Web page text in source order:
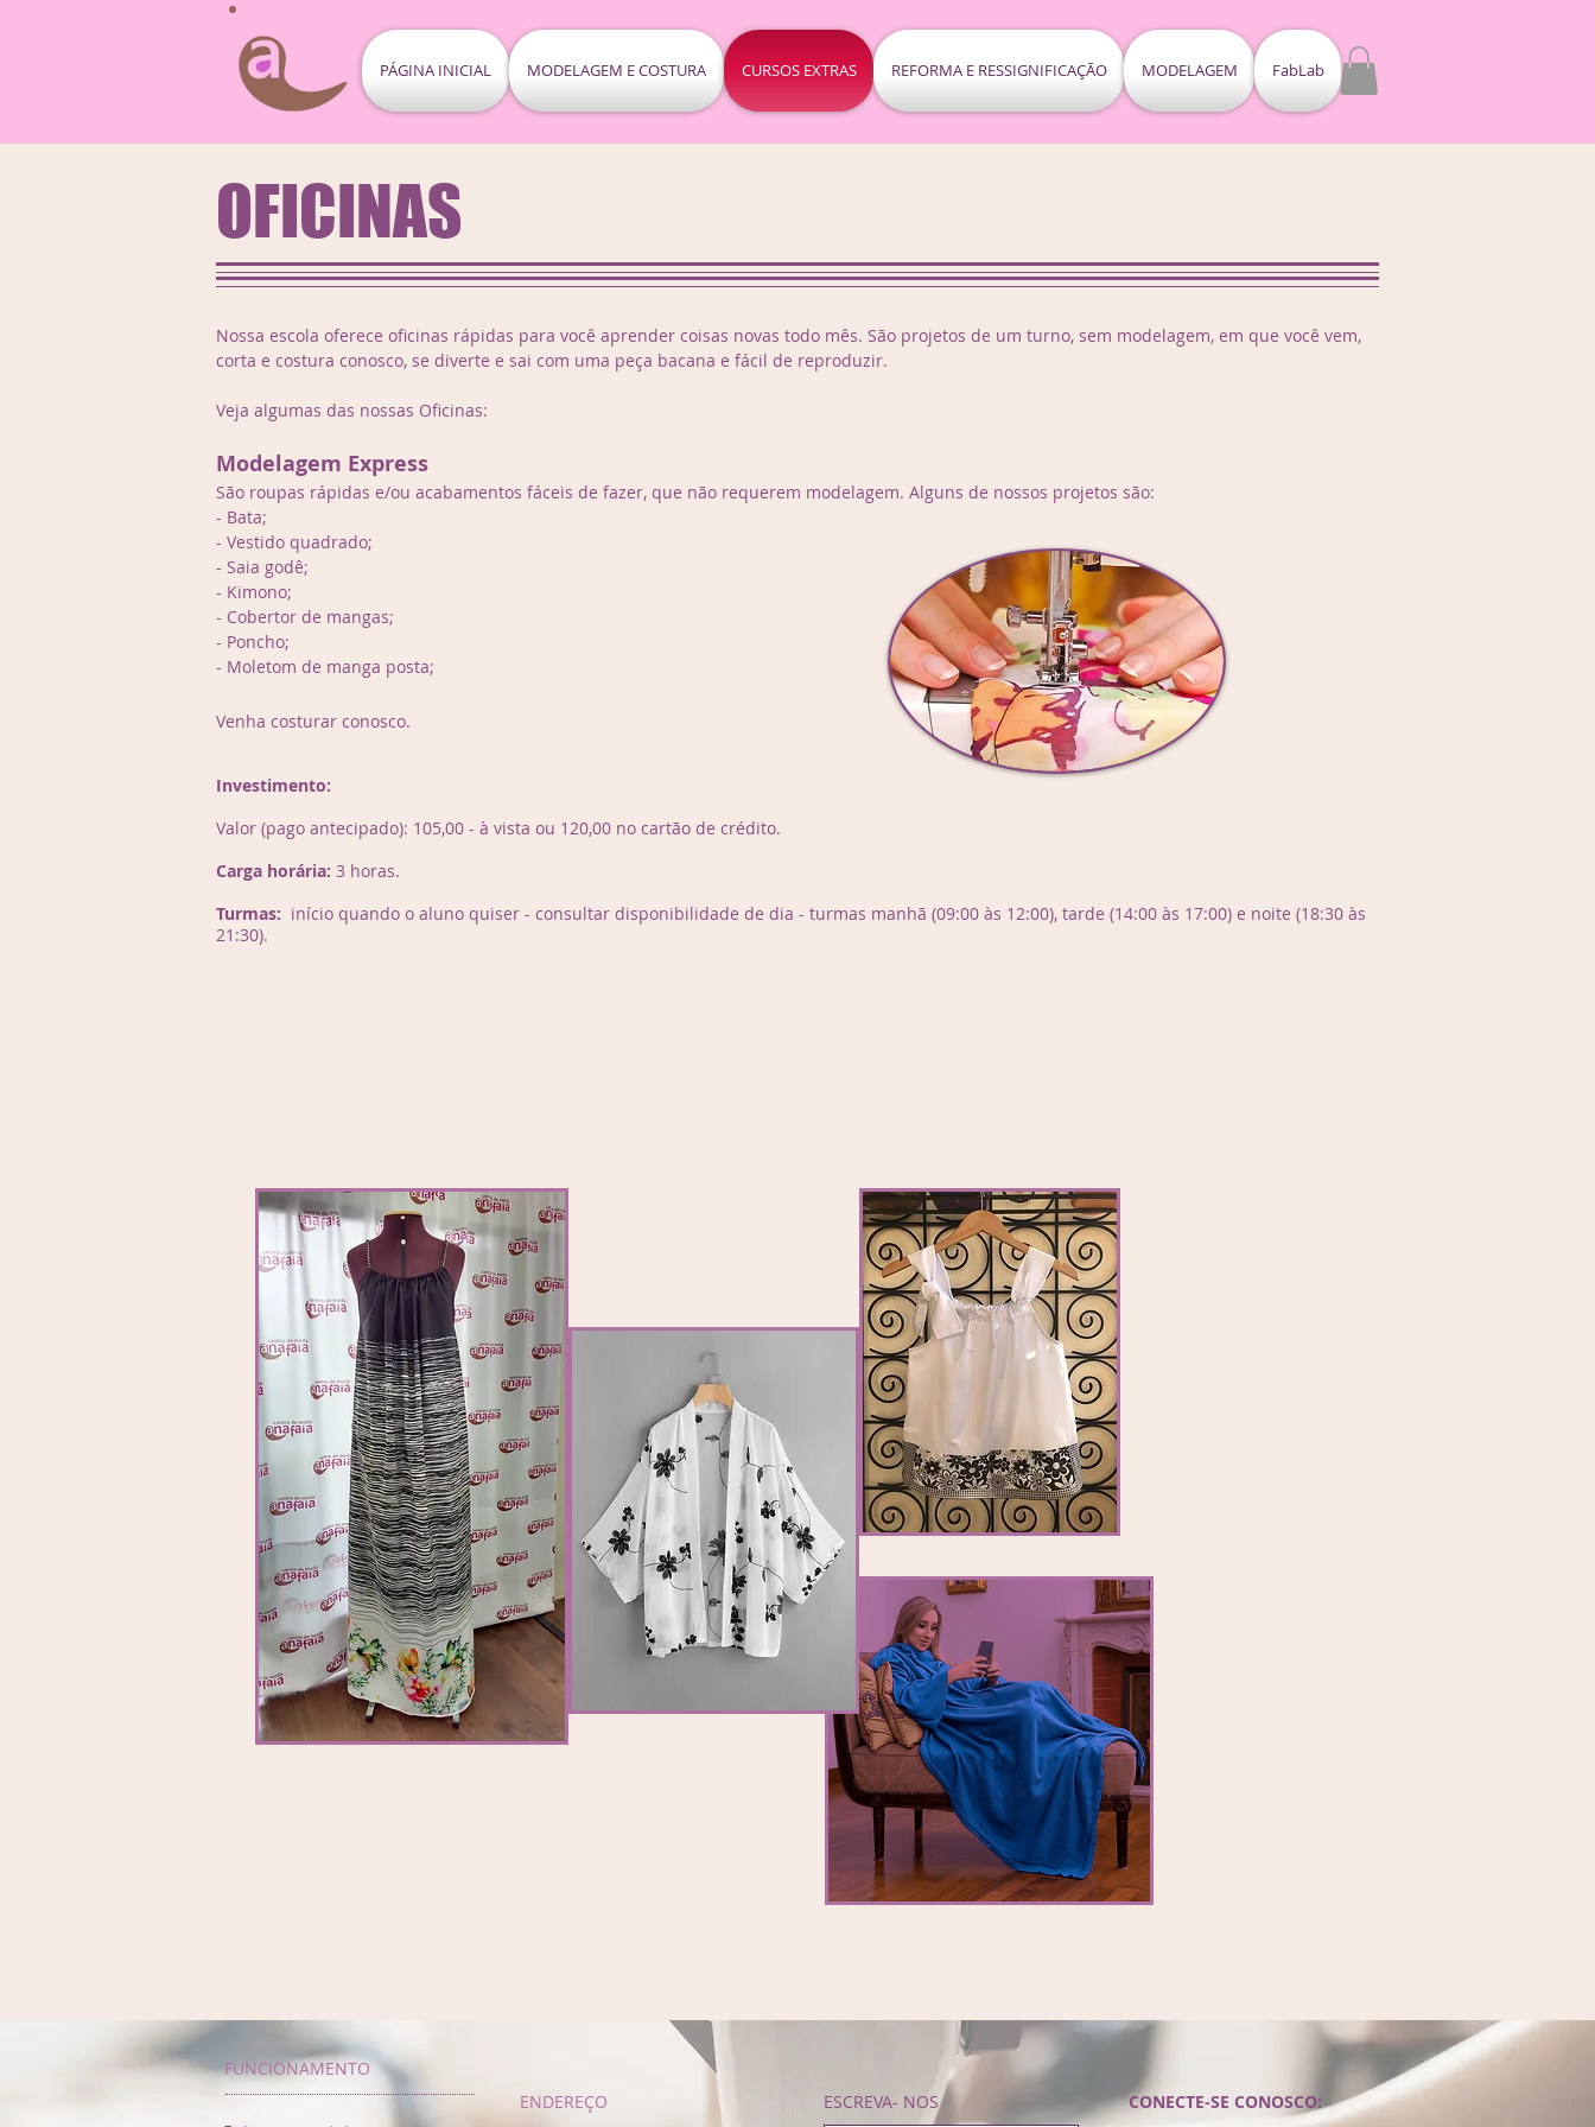
PÁGINA INICIAL MODELAGEM E COSTURA CURSOS EXTRAS REFORMA E RESSIGNIFICAÇÃO MODELAGEM FabLab
OFICINAS
Nossa escola oferece oficinas rápidas para você aprender coisas novas todo mês. São projetos de um turno, sem modelagem, em que você vem,
corta e costura conosco, se diverte e sai com uma peça bacana e fácil de reproduzir.
Veja algumas das nossas Oficinas:
Modelagem Express
São roupas rápidas e/ou acabamentos fáceis de fazer, que não requerem modelagem. Alguns de nossos projetos são:
- Bata;
- Vestido quadrado;
- Saia godê;
- Kimono;
- Cobertor de mangas;
- Poncho;
- Moletom de manga posta;
Venha costurar conosco.
Investimento:
Valor (pago antecipado): 105,00 - à vista ou 120,00 no cartão de crédito.
Carga horária: 3 horas.
Turmas: início quando o aluno quiser - consultar disponibilidade de dia - turmas manhã (09:00 às 12:00), tarde (14:00 às 17:00) e noite (18:30 às
21:30).
FUNCIONAMENTO
CONECTE-SE CONOSCO:​​
ESCREVA- NOS
ENDEREÇO